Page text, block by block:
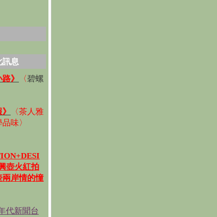
訊息
》 〈碧螺
〈茶人雅
味〉
壺火紅拍
岸情的憧
代新聞台